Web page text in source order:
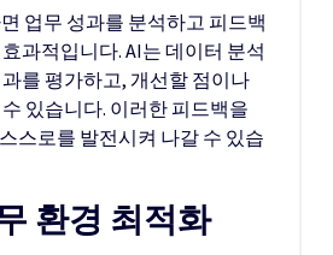
업무 성과를 분석하고 피드백
과적입니다. AI는 데이터 분석
를 평가하고, 개선할 점이나
있습니다. 이러한 피드백을
스로를 발전시켜 나갈 수 있습
환경 최적화